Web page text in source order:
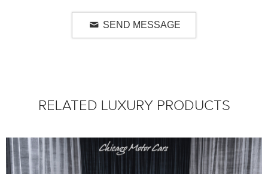
SEND MESSAGE
RELATED LUXURY PRODUCTS